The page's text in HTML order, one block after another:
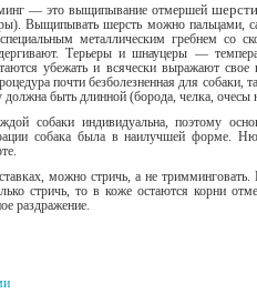
— это выщипывание от­мершей
Выщипывать шерсть можно пальцами,
металлическим гребнем со
Терьеры и шнауцеры —
убежать и всячески выражают свое
почти безболезненная для собаки,
должна быть длинной (борода, челка,
собаки индивидуальна, по­этому
собака была в наилучшей форме.
можно стричь, а не
стричь, то в коже остаются корни
раздражение.